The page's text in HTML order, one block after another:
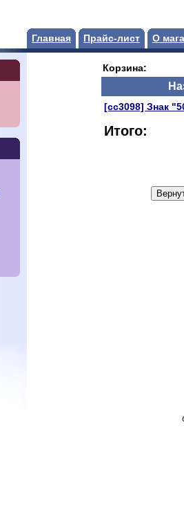
Главная Прайс-лист О
Корзина:
[сс3098] Знак
Итого: